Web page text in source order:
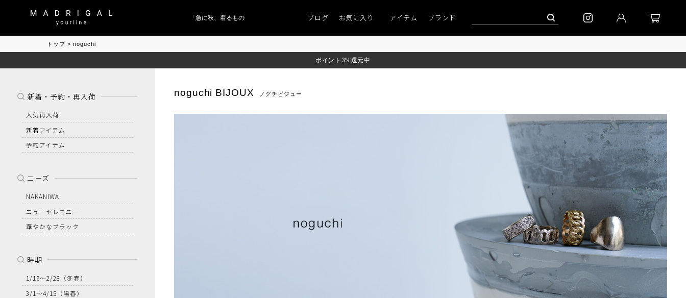
「急に秋、着るものがない」 「キレイなニット」 ポイント9％「マンスリーポイントキャンペーン」 予約│「エッグジャケット GREY」
ブログ お気に入り アイテム ブランド
トップ noguchi
ポイント3%還元中
noguchi BIJOUX ノグチビジュー
新着・予約・再入荷
人気再入荷
新着アイテム
予約アイテム
ニーズ
NAKANIWA
ニューセレモニー
華やかなブラック
時期
1/16～2/28 （冬春）
3/1～4/15 （陽春）